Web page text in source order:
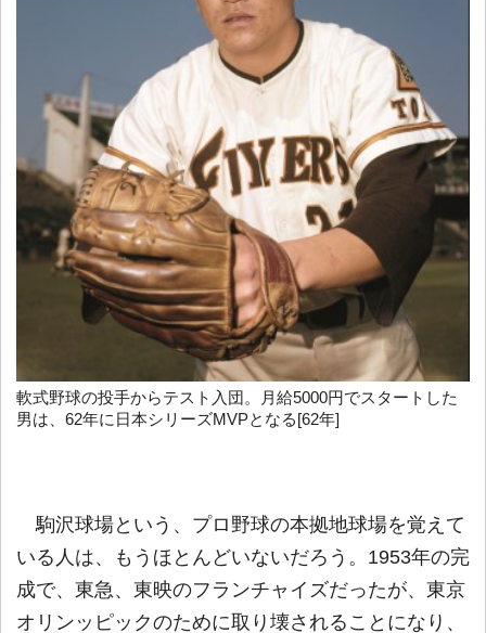
軟式野球の投手からテスト入団。月給5000円でスタートした
男は、62年に日本シリーズMVPとなる[62年]
駒沢球場という、プロ野球の本拠地球場を覚えて
いる人は、もうほとんどいないだろう。1953年の完
成で、東急、東映のフランチャイズだったが、東京
オリンッピックのために取り壊されることになり、